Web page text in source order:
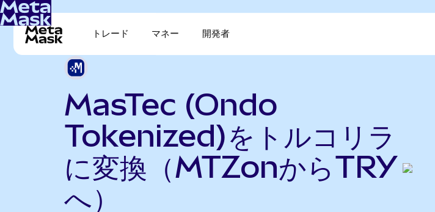
トレード マネー 開発者
MasTec (Ondo
Tokenized)をトルコリラ
に変換（MTZonからTRY
へ）